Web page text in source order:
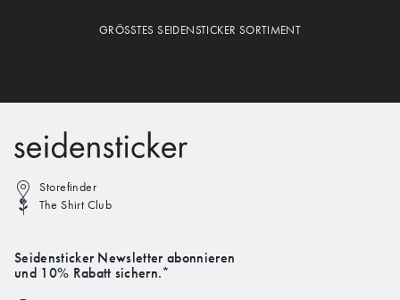
GRÖSSTES SEIDENSTICKER SORTIMENT
Storefinder
The Shirt Club
Seidensticker Newsletter abonnieren
und 10% Rabatt sichern.*